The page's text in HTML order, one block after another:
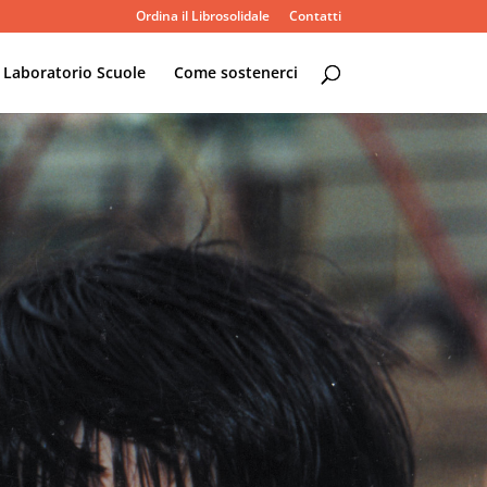
Ordina il Librosolidale Contatti
Laboratorio Scuole Come sostenerci